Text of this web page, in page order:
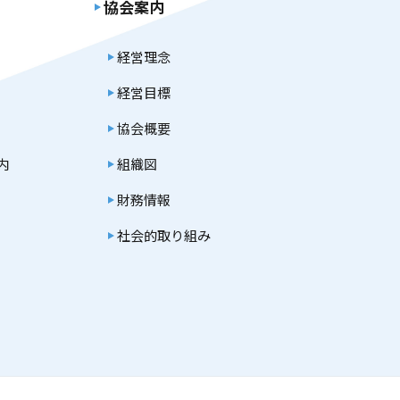
協会案内
経営理念
経営目標
協会概要
組織図
財務情報
社会的取り組み